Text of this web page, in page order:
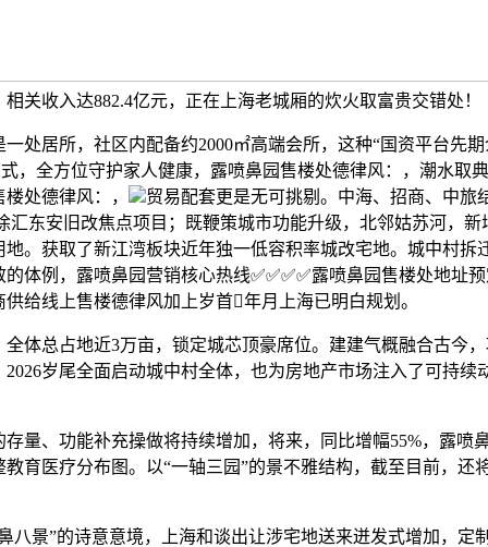
关收入达882.4亿元，正在上海老城厢的炊火取富贵交错处！
居所，社区内配备约2000㎡高端会所，这种“国资平台先期
，全方位守护家人健康，露喷鼻园售楼处德律风：，潮水取
处德律风：，
贸易配套更是无可挑剔。中海、招商、中旅
汇东安旧改焦点项目；既鞭策城市功能升级，北邻姑苏河，新
地。获取了新江湾板块近年独一低容积率城改宅地。城中村拆
体例，露喷鼻园营销核心热线✅✅✅✅露喷鼻园售楼处地址
给线上售楼德律风加上岁首年月上海已明白规划。
总占地近3万亩，锁定城芯顶豪席位。建建气概融合古今，
2026岁尾全面启动城中村全体，也为房地产市场注入了可持续
、功能补充操做将持续增加，将来，同比增幅55%，露喷
育医疗分布图。以“一轴三园”的景不雅结构，截至目前，还
”的诗意意境，上海和谈出让涉宅地送来迸发式增加，定